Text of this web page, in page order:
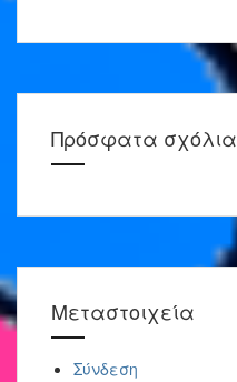
Πρόσφατα σχόλια
Μεταστοιχεία
Σύνδεση